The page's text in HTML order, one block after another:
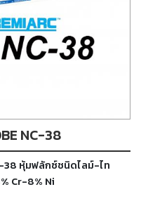
NC-38
38 หุ้มฟลักซ์ชนิดไลม์-ไท
Cr-8% Ni